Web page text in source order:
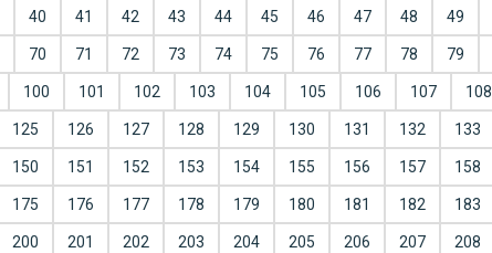
40 41 42 43 44 45 46 47 48 49
70 71 72 73 74 75 76 77 78 79
100 101 102 103 104 105 106 107 108
125 126 127 128 129 130 131 132 133
150 151 152 153 154 155 156 157 158
175 176 177 178 179 180 181 182 183
200 201 202 203 204 205 206 207 208